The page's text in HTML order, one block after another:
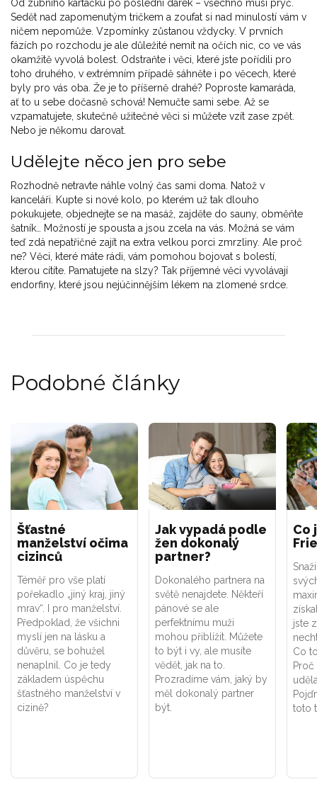
Od zubního kartáčku po poslední dárek – všechno musí pryč.
Sedět nad zapomenutým tričkem a zoufat si nad minulostí vám v
ničem nepomůže. Vzpomínky zůstanou vždycky. V prvních
fázích po rozchodu je ale důležité nemít na očích nic, co ve vás
okamžitě vyvolá bolest. Odstraňte i věci, které jste pořídili pro
toho druhého, v extrémním případě sáhněte i po věcech, které
byly pro vás oba. Že je to příšerně drahé? Poproste kamaráda,
ať to u sebe dočasně schová! Nemučte sami sebe. Až se
vzpamatujete, skutečně užitečné věci si můžete vzít zase zpět.
Nebo je někomu darovat.
Udělejte něco jen pro sebe
Rozhodně netravte náhle volný čas sami doma. Natož v
kanceláři. Kupte si nové kolo, po kterém už tak dlouho
pokukujete, objednejte se na masáž, zajděte do sauny, obměňte
šatník… Možností je spousta a jsou zcela na vás. Možná se vám
teď zdá nepatřičné zajít na extra velkou porci zmrzliny. Ale proč
ne? Věci, které máte rádi, vám pomohou bojovat s bolestí,
kterou cítíte. Pamatujete na slzy? Tak příjemné věci vyvolávají
endorfiny, které jsou nejúčinnějším lékem na zlomené srdce.
Podobné články
Šťastné
manželství očima
cizinců
Téměř pro vše platí
pořekadlo „jiný kraj, jiný
mrav“. I pro manželství.
Předpoklad, že všichni
myslí jen na lásku a
důvěru, se bohužel
nenaplnil. Co je tedy
základem úspěchu
šťastného manželství v
cizině?
Jak vypadá podle
žen dokonalý
partner?
Dokonalého partnera na
světě nenajdete. Někteří
pánové se ale
perfektnímu muži
mohou přiblížit. Můžete
to být i vy, ale musíte
vědět, jak na to.
Prozradíme vám, jaký by
měl dokonalý partner
být.
Co
jste
Co
toto